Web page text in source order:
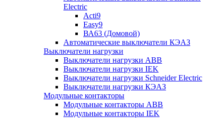
Electric
Acti9
Easy9
ВА63 (Домовой)
Автоматические выключатели КЭАЗ
Выключатели нагрузки
Выключатели нагрузки ABB
Выключатели нагрузки IEK
Выключатели нагрузки Schneider Electric
Выключатели нагрузки КЭАЗ
Модульные контакторы
Модульные контакторы ABB
Модульные контакторы IEK